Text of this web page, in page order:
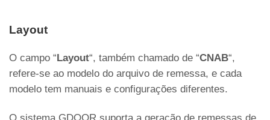
Layout
O campo “ Layout“, também chamado de “CNAB“,
refere-se ao modelo do arquivo de remessa, e cada
modelo tem manuais e configurações diferentes.